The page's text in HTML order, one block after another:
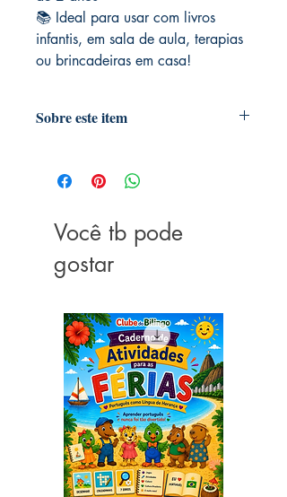
📚 Ideal para usar com livros
infantis, em sala de aula, terapias
ou brincadeiras em casa!
Sobre este item
imaginação, criatividade, vocabulário
e coordenação motora"
boca
Para crianças à partir de 3 anos
Medidas: 23 a 27 cm
Material: Pelúcia
Você tb pode
gostar